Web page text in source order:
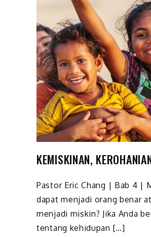
KEMISKINAN,
Pastor Eric Chang | Bab 4 |
dapat menjadi orang benar
menjadi miskin? Jika Anda
tentang kehidupan […]